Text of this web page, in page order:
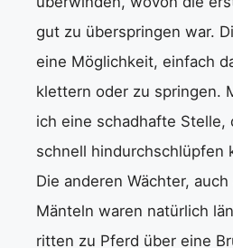
gut zu überspringen war.
eine Möglichkeit, einfach
klettern oder zu springen.
ich eine schadhafte Stelle,
schnell hindurchschlüpfen
Die anderen Wächter,
Mänteln waren natürlich
ritten zu Pferd über eine